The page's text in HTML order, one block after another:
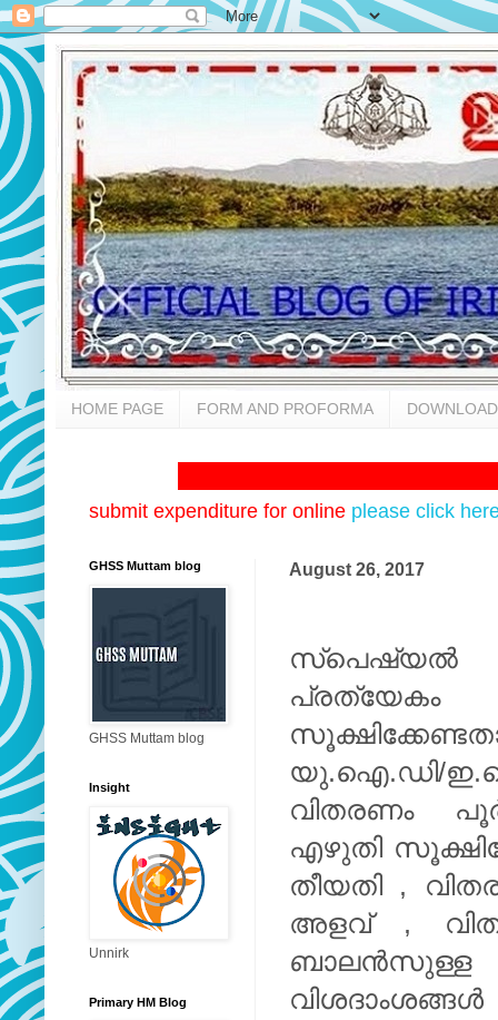
HOME PAGE FORM AND PROFORMA
submit expenditure for online please click
August 26, 2017
സ്പെഷ്യൽ
യു.ഐ.ഡി/
വിതരണം
എഴുതി
തീയതി ,
അളവ് ,
GHSS Muttam blog
GHSS Muttam blog
Insight
Unnirk
Primary HM Blog